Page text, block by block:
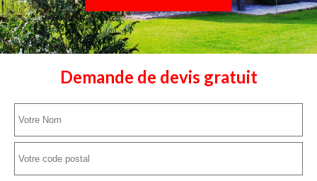
Demande de devis gratuit